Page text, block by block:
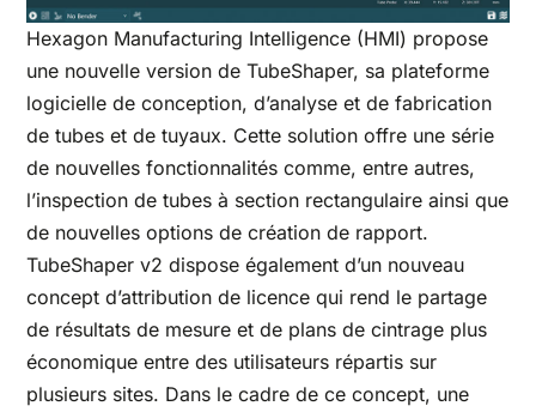
Hexagon Manufacturing Intelligence (HMI) propose
une nouvelle version de TubeShaper, sa plateforme
logicielle de conception, d’analyse et de fabrication
de tubes et de tuyaux. Cette solution offre une série
de nouvelles fonctionnalités comme, entre autres,
l’inspection de tubes à section rectangulaire ainsi que
de nouvelles options de création de rapport.
TubeShaper v2 dispose également d’un nouveau
concept d’attribution de licence qui rend le partage
de résultats de mesure et de plans de cintrage plus
économique entre des utilisateurs répartis sur
plusieurs sites. Dans le cadre de ce concept, une